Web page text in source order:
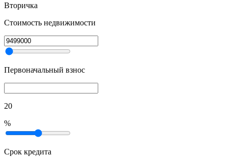
Вторичка
Стоимость недвижимости
Первоначальный взнос
20
%
Срок кредита